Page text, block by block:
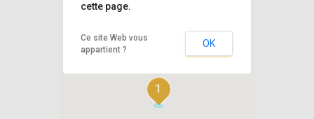
1
cette page.
Ce site Web vous
appartient ?
OK